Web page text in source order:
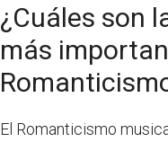
¿Cuáles son
más
El Romanticismo